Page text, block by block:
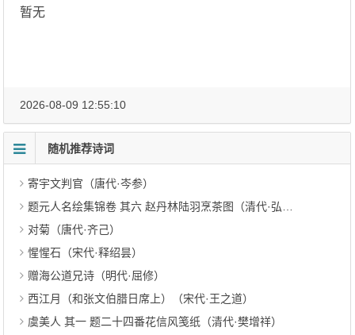
暂无
2026-08-09 12:55:10
随机推荐诗词
寄宇文判官（唐代·岑参）
题元人名绘集锦卷 其六 赵丹林陆羽烹茶图（清代·弘历）
对菊（唐代·齐己）
惺惺石（宋代·释绍昙）
赠海公道兄诗（明代·屈修）
西江月（和张文伯腊日席上）（宋代·王之道）
虞美人 其一 题二十四番花信风笺纸（清代·樊增祥）